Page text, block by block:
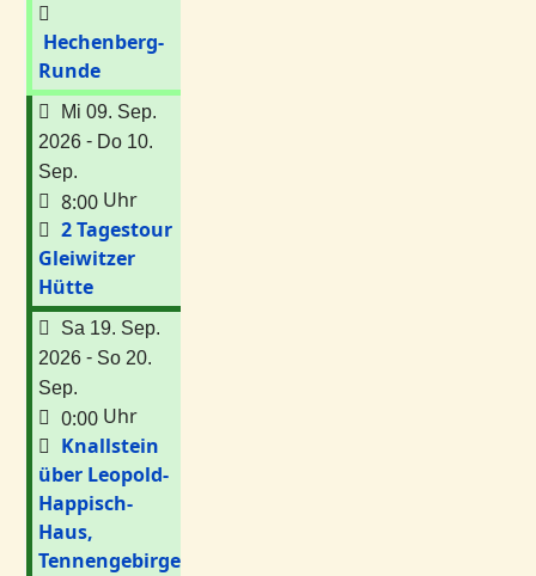
Hechenberg-
Runde
Mi 09. Sep.
2026 - Do 10.
Sep.
8:00 Uhr
2 Tagestour
Gleiwitzer
Hütte
Sa 19. Sep.
2026 - So 20.
Sep.
0:00 Uhr
Knallstein
über Leopold-
Happisch-
Haus,
Tennengebirge